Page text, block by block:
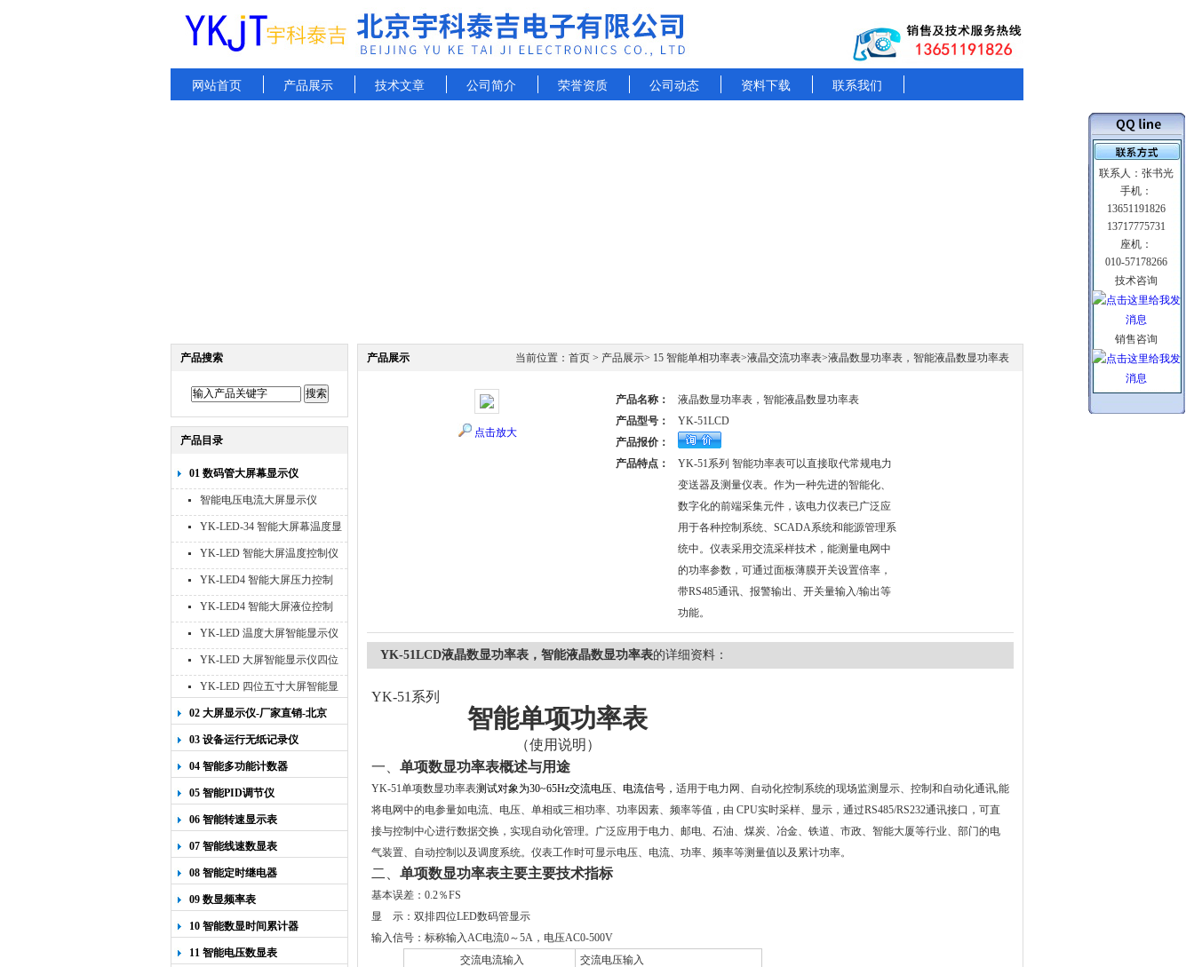
网站首页 产品展示 技术文章 公司简介 荣誉资质 公司动态 资料下载 联系我们
产品搜索
产品目录
01 数码管大屏幕显示仪
智能电压电流大屏显示仪
YK-LED-34 智能大屏幕温度显
示仪
YK-LED 智能大屏温度控制仪
YK-LED4 智能大屏压力控制
仪
YK-LED4 智能大屏液位控制
仪
YK-LED 温度大屏智能显示仪
四位十寸
YK-LED 大屏智能显示仪四位
八寸
YK-LED 四位五寸大屏智能显
示仪
02 大屏显示仪-厂家直销-北京
宇科泰吉
03 设备运行无纸记录仪
04 智能多功能计数器
05 智能PID调节仪
06 智能转速显示表
07 智能线速数显表
08 智能定时继电器
09 数显频率表
10 智能数显时间累计器
11 智能电压数显表
产品展示 当前位置： 首页 > 产品展示> 15 智能单相功率表>液晶交流功率表>液晶数显功率表，智能液晶数显功率表
点击放大
产品名称：
液晶数显功率表，智能液晶数显功率表
产品型号：
YK-51LCD
产品报价：
产品特点：
YK-51系列 智能功率表可以直接取代常规电力
变送器及测量仪表。作为一种先进的智能化、
数字化的前端采集元件，该电力仪表已广泛应
用于各种控制系统、SCADA系统和能源管理系
统中。仪表采用交流采样技术，能测量电网中
的功率参数，可通过面板薄膜开关设置倍率，
带RS485通讯、报警输出、开关量输入/输出等
功能。
YK-51LCD液晶数显功率表，智能液晶数显功率表的详细资料：
YK-51 系列
智能单项功率表
（使用说明）
一、 单项数显功率表概述与用途
YK-51单项数显功率表测试对象为30~65Hz交流电压、电流信号， 适用于电力网、自动化控制系统的现场监测显示、控制和自动化通讯,能
将电网中的电参量如电流、电压、单相或三相功率、功率因素、频率等值，由 CPU实时采样、显示，通过RS485/RS232通讯接口，可直
接与控制中心进行数据交换，实现自动化管理。广泛应用于电力、邮电、石油、煤炭、冶金、铁道、市政、智能大厦等行业、部门的电
气装置、自动控制以及调度系统。仪表工作时可显示电压、电流、功率、频率等测量值以及累计功率。
二、 单项数显功率表主要主要技术指标
基本误差： 0.2％FS
显
示：双排四位LED数码管显示
输入信号： 标称输入AC电流0～5A，电压AC0-500V
交流电流输入
交流电压输入
联系人：张书光
手机：
13651191826
13717775731
座机：
010-57178266
技术咨询
销售咨询